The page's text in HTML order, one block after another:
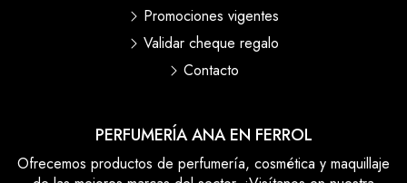
PERFUMERÍA ANA EN FERROL
Ofrecemos productos de perfumería, cosmética y maquillaje
Promociones vigentes
Validar cheque regalo
Contacto